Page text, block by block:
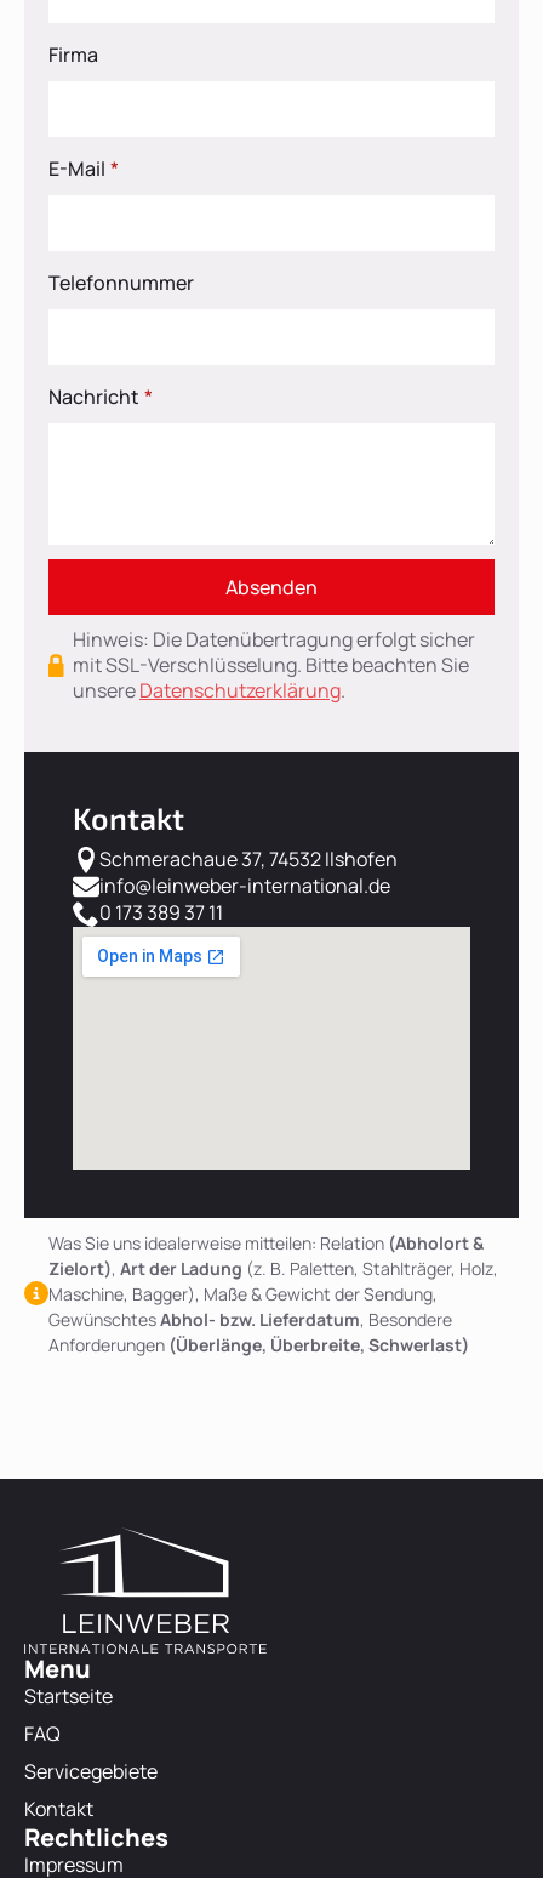
Kontakt
Schmerachaue 37, 74532 Ilshofen
info@leinweber-international.de
0 173 389 37 11
Firma
E-Mail *
Telefonnummer
Nachricht *
Absenden
Hinweis: Die Datenübertragung erfolgt sicher
mit SSL-Verschlüsselung. Bitte beachten Sie
unsereDatenschutzerklärung.
Was Sie uns idealerweise mitteilen: Relation (Abholort &
Zielort), Art der Ladung (z. B. Paletten, Stahlträger, Holz,
Maschine, Bagger), Maße & Gewicht der Sendung,
GewünschtesAbhol- bzw. Lieferdatum, Besondere
Anforderungen (Überlänge, Überbreite, Schwerlast)
Menu
Startseite
FAQ
Servicegebiete
Kontakt
Rechtliches
Impressum